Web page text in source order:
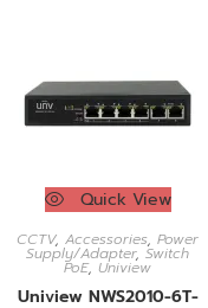
Quick View
CCTV,Accessories,Power
Supply/Adapter,Switch
PoE, Uniview
Uniview NWS2010-6T-